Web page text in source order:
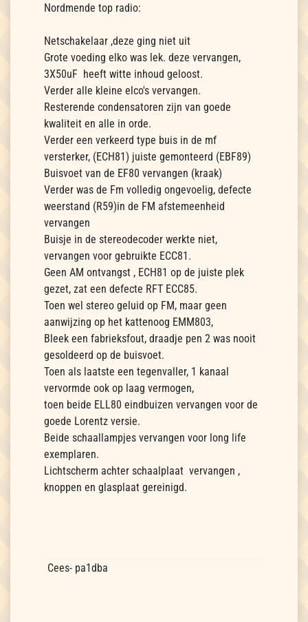
Nordmende top radio:
Netschakelaar ,deze ging niet uit
Grote voeding elko was lek. deze vervangen,
3X50uF heeft witte inhoud geloost.
Verder alle kleine elco's vervangen.
Resterende condensatoren zijn van goede
kwaliteit en alle in orde.
Verder een verkeerd type buis in de mf
versterker, (ECH81) juiste gemonteerd (EBF89)
Buisvoet van de EF80 vervangen (kraak)
Verder was de Fm volledig ongevoelig, defecte
weerstand (R59)in de FM afstemeenheid
vervangen
Buisje in de stereodecoder werkte niet,
vervangen voor gebruikte ECC81.
Geen AM ontvangst , ECH81 op de juiste plek
gezet, zat een defecte RFT ECC85.
Toen wel stereo geluid op FM, maar geen
aanwijzing op het kattenoog EMM803,
Bleek een fabrieksfout, draadje pen 2 was nooit
gesoldeerd op de buisvoet.
Toen als laatste een tegenvaller, 1 kanaal
vervormde ook op laag vermogen,
toen beide ELL80 eindbuizen vervangen voor de
goede Lorentz versie.
Beide schaallampjes vervangen voor long life
exemplaren.
Lichtscherm achter schaalplaat vervangen ,
knoppen en glasplaat gereinigd.
Cees- pa1dba